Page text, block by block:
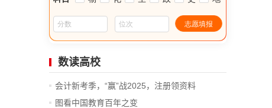
数读高校
会计新考季，“赢”战2025，注册领资料
图看中国教育百年之变